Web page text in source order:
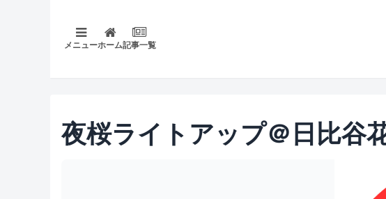
メニューホーム記事一覧
夜桜ライトアップ＠日比谷